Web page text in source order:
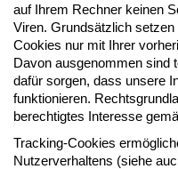
auf Ihrem Rechner keinen
Viren. Grundsätzlich
Cookies nur mit Ihrer
Davon ausgenommen sind
dafür sorgen, dass unsere
funktionieren.
berechtigtes Interesse
Tracking-Cookies
Nutzerverhaltens (siehe